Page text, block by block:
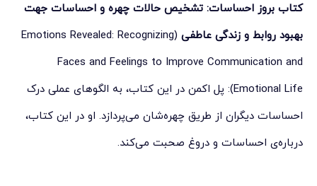
کتاب بروز احساسات: تشخیص حالات چهره و احساسات جهت
بهبود روابط و زندگی عاطفی (Emotions Revealed: Recognizing
Faces and Feelings to Improve Communication and
Emotional Life): پل اکمن در این کتاب، به الگوهای عملی درک
احساسات دیگران از طریق چهره‌شان می‌پردازد. او در این کتاب،
درباره‌ی احساسات و دروغ صحبت می‌کند.